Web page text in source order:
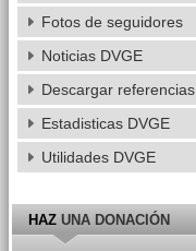
Fotos de seguidores
Noticias DVGE
Descargar referencias
Estadisticas DVGE
Utilidades DVGE
HAZUNA DONACIÓN